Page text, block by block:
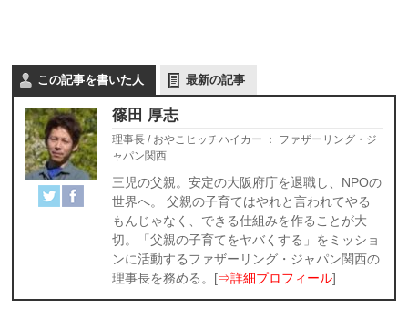
この記事を書いた人 最新の記事
篠田 厚志
理事長 / おやこヒッチハイカー ： ファザーリング・ジ
ャパン関西
三児の父親。安定の大阪府庁を退職し、NPOの
世界へ。 父親の子育てはやれと言われてやる
もんじゃなく、できる仕組みを作ることが大
切。「父親の子育てをヤバくする」をミッショ
ンに活動するファザーリング・ジャパン関西の
理事長を務める。[⇒詳細プロフィール]